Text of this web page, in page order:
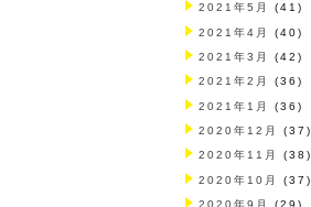
2021年5月 (41)
2021年4月 (40)
2021年3月 (42)
2021年2月 (36)
2021年1月 (36)
2020年12月 (37)
2020年11月 (38)
2020年10月 (37)
2020年9月 (29)